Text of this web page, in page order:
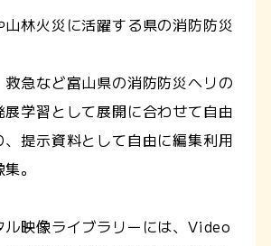
林火災に活躍する県の消防防災
急など富山県の消防防災ヘリの
学習として展開に合わせて自由
、提示資料として自由に編集利用
。
映像ライブラリーには、Video